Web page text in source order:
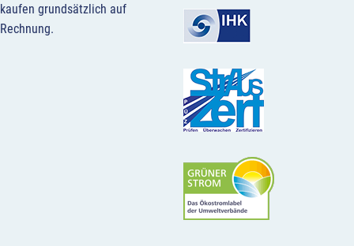
kaufen grundsätzlich auf
Rechnung.